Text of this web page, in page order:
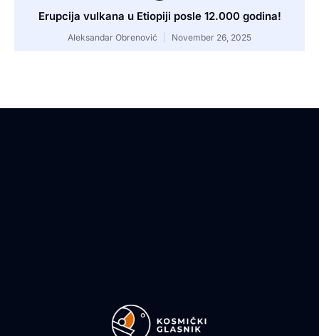
Erupcija vulkana u Etiopiji posle 12.000 godina!
Aleksandar Obrenović November 26, 2025